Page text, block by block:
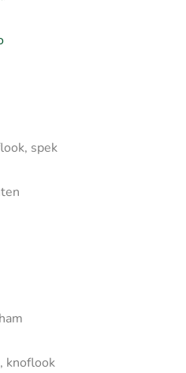
spek
knoflook